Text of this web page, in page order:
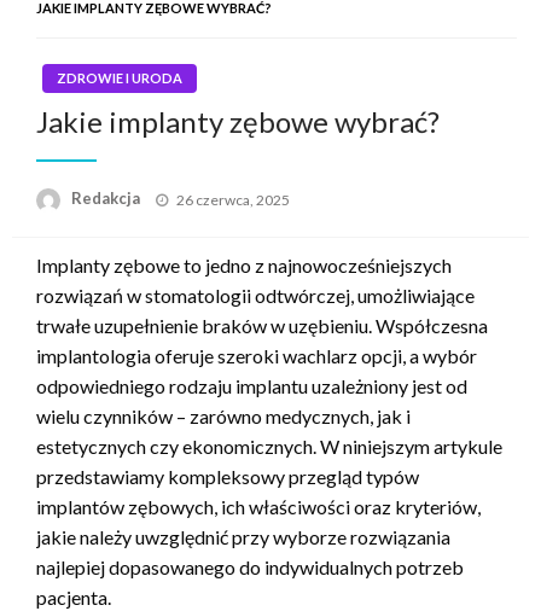
JAKIE IMPLANTY ZĘBOWE WYBRAĆ?
ZDROWIE I URODA
Jakie implanty zębowe wybrać?
Redakcja Napisano
26 czerwca, 2025
Implanty zębowe to jedno z najnowocześniejszych
rozwiązań w stomatologii odtwórczej, umożliwiające
trwałe uzupełnienie braków w uzębieniu. Współczesna
implantologia oferuje szeroki wachlarz opcji, a wybór
odpowiedniego rodzaju implantu uzależniony jest od
wielu czynników – zarówno medycznych, jak i
estetycznych czy ekonomicznych. W niniejszym artykule
przedstawiamy kompleksowy przegląd typów
implantów zębowych, ich właściwości oraz kryteriów,
jakie należy uwzględnić przy wyborze rozwiązania
najlepiej dopasowanego do indywidualnych potrzeb
pacjenta.